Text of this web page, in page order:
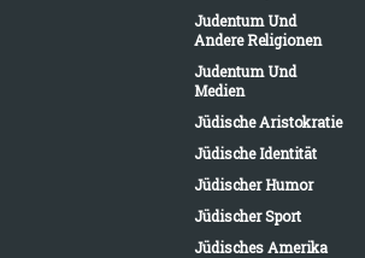
Judentum Und
Andere Religionen
Judentum Und
Medien
Jüdische Aristokratie
Jüdische Identität
Jüdischer Humor
Jüdischer Sport
Jüdisches Amerika